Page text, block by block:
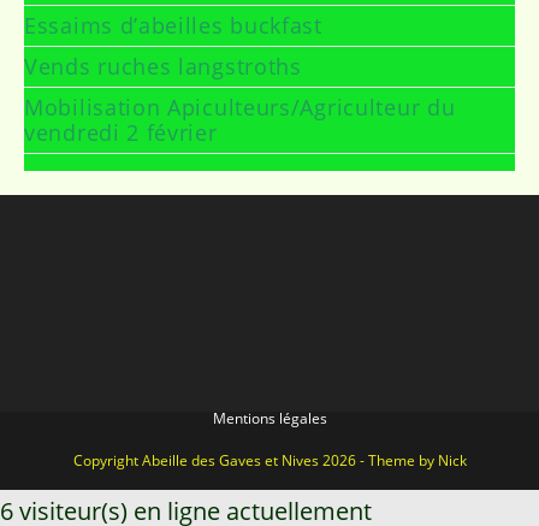
Essaims d’abeilles buckfast
Vends ruches langstroths
Mobilisation Apiculteurs/Agriculteur du
vendredi 2 février
Mentions légales
Copyright Abeille des Gaves et Nives 2026 - Theme by Nick
6 visiteur(s) en ligne actuellement